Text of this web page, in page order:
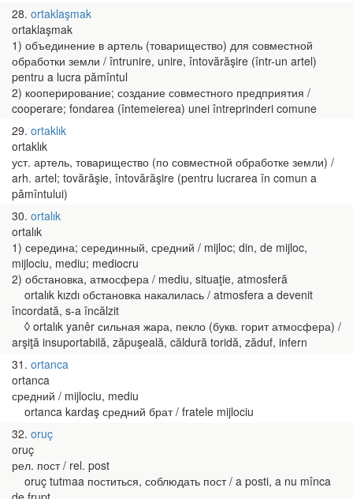
28 ortaklaşmak
ortaklaşmak
1) объединение в артель (товарищество) для совместной
обработки земли / întrunire, unire, întovărăşire (într-un artel)
pentru a lucra pămîntul
2) кооперирование; создание совместного предприятия /
cooperare; fondarea (întemeierea) unei întreprinderi comune
29 ortaklık
ortaklık
уст. артель, товарищество (по совместной обработке земли) /
arh. artel; tovărăşie, întovărăşire (pentru lucrarea în comun a
pămîntului)
30 ortalık
ortalık
1) середина; серединный, средний / mijloc; din, de mijloc,
mijlociu, mediu; mediocru
2) обстановка, атмосфера / mediu, situaţie, atmosferă
ortalık kızdı обстановка накалилась / atmosfera a devenit
încordată, s-a încălzit
◊ ortalık yanêr сильная жара, пекло (букв. горит атмосфера) /
arşiţă insuportabilă, zăpuşeală, căldură toridă, zăduf, infern
31 ortanca
ortanca
средний / mijlociu, mediu
ortanca kardaş средний брат / fratele mijlociu
32 oruç
oruç
рел. пост / rel. post
oruç tutmaa поститься, соблюдать пост / a posti, a nu mînca